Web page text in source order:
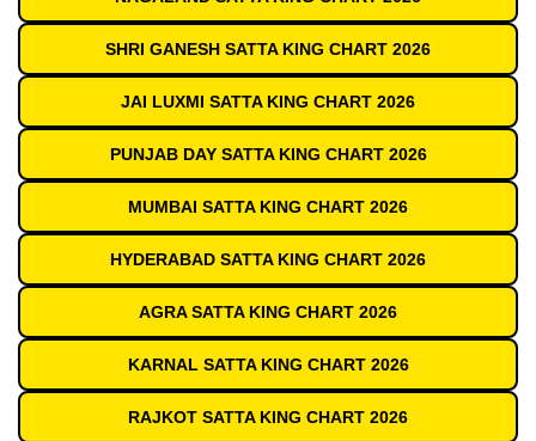
SHRI GANESH SATTA KING CHART 2026
JAI LUXMI SATTA KING CHART 2026
PUNJAB DAY SATTA KING CHART 2026
MUMBAI SATTA KING CHART 2026
HYDERABAD SATTA KING CHART 2026
AGRA SATTA KING CHART 2026
KARNAL SATTA KING CHART 2026
RAJKOT SATTA KING CHART 2026